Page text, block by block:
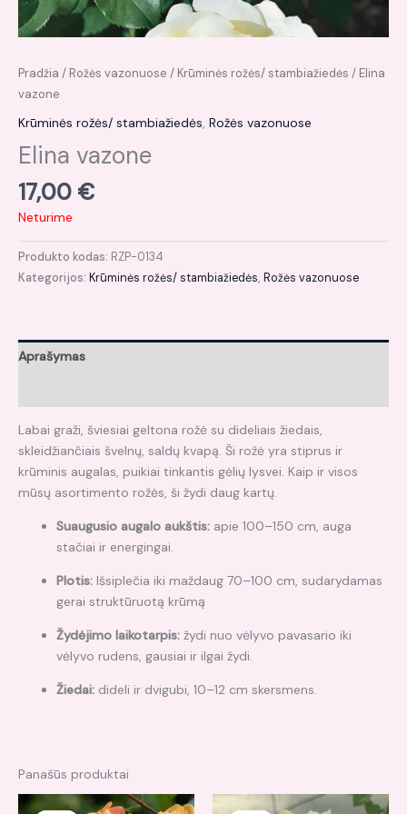
Pradžia / Rožės vazonuose / Krūminės rožės/ stambiažiedės / Elina
vazone
Krūminės rožės/ stambiažiedės, Rožės vazonuose
Elina vazone
17,00 €
Neturime
Produkto kodas: RZP-0134
Kategorijos: Krūminės rožės/ stambiažiedės, Rožės vazonuose
Aprašymas
Labai graži, šviesiai geltona rožė su dideliais žiedais,
skleidžiančiais švelnų, saldų kvapą. Ši rožė yra stiprus ir
krūminis augalas, puikiai tinkantis gėlių lysvei. Kaip ir visos
mūsų asortimento rožės, ši žydi daug kartų.
Suaugusio augalo aukštis: apie 100–150 cm, auga
stačiai ir energingai.
Plotis: Išsiplečia iki maždaug 70–100 cm, sudarydamas
gerai struktūruotą krūmą
Žydėjimo laikotarpis: žydi nuo vėlyvo pavasario iki
vėlyvo rudens, gausiai ir ilgai žydi.
Žiedai: dideli ir dvigubi, 10–12 cm skersmens.
Panašūs produktai
Original Current
Original Current